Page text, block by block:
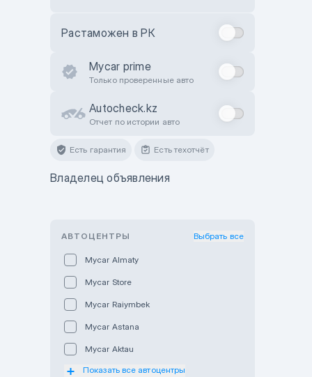
Растаможен в РК
Mycar prime
Только проверенные авто
Autocheck.kz
Отчет по истории авто
Есть гарантия Есть техотчёт
Владелец объявления
АВТОЦЕНТРЫ Выбрать все
Mycar Almaty
Mycar Store
Mycar Raiymbek
Mycar Astana
Mycar Aktau
Mycar Uralsk
Показать все автоцентры